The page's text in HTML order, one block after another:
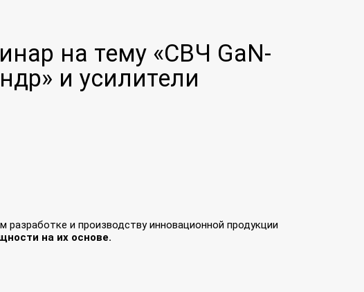
на тему «СВЧ GaN-
и усилители
разработке и производству инновационной продукции
на их основе.